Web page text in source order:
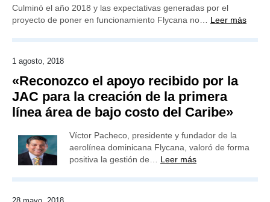
Culminó el año 2018 y las expectativas generadas por el
proyecto de poner en funcionamiento Flycana no… Leer más
1 agosto, 2018
«Reconozco el apoyo recibido por la
JAC para la creación de la primera
línea área de bajo costo del Caribe»
Víctor Pacheco, presidente y fundador de la
aerolínea dominicana Flycana, valoró de forma
positiva la gestión de… Leer más